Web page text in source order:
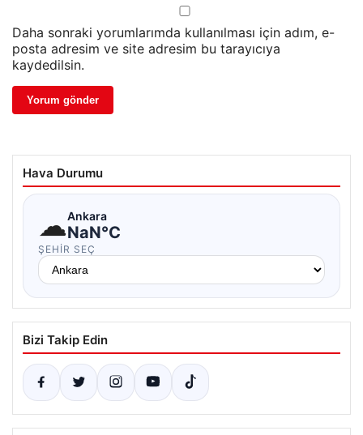
Daha sonraki yorumlarımda kullanılması için adım, e-
posta adresim ve site adresim bu tarayıcıya
kaydedilsin.
Hava Durumu
☁Ankara
NaN°C
ŞEHIR SEÇ
Bizi Takip Edin